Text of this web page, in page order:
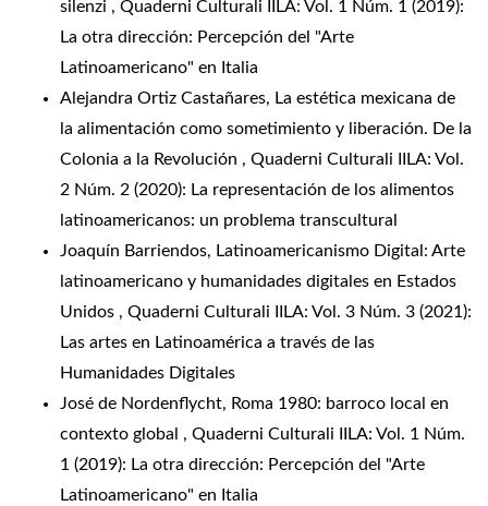
silenzi , Quaderni Culturali IILA: Vol. 1 Núm. 1 (2019):
La otra dirección: Percepción del "Arte
Latinoamericano" en Italia
Alejandra Ortiz Castañares, La estética mexicana de
la alimentación como sometimiento y liberación. De la
Colonia a la Revolución , Quaderni Culturali IILA: Vol.
2 Núm. 2 (2020): La representación de los alimentos
latinoamericanos: un problema transcultural
Joaquín Barriendos, Latinoamericanismo Digital: Arte
latinoamericano y humanidades digitales en Estados
Unidos , Quaderni Culturali IILA: Vol. 3 Núm. 3 (2021):
Las artes en Latinoamérica a través de las
Humanidades Digitales
José de Nordenflycht, Roma 1980: barroco local en
contexto global , Quaderni Culturali IILA: Vol. 1 Núm.
1 (2019): La otra dirección: Percepción del "Arte
Latinoamericano" en Italia